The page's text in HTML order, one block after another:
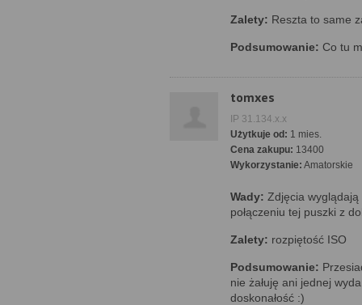
Zalety: Reszta to same
Podsumowanie: Co tu
tomxes
IP 31.134.x.x
Użytkuje od: 1 mies.
Cena zakupu: 13400
Wykorzystanie: Amatorskie
Wady: Zdjęcia
połączeniu tej puszki z
Zalety: rozpiętość ISO
Podsumowanie:
nie żałuję ani jednej
doskonałość :)